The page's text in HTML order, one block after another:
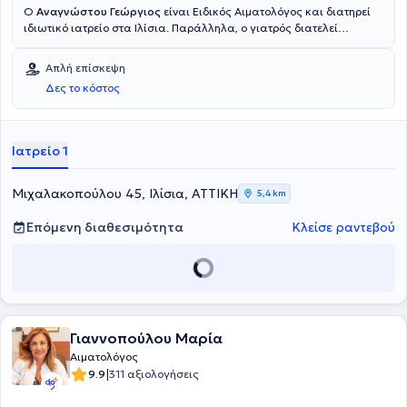
O Αναγνώστου Γεώργιος είναι Ειδικός Αιματολόγος και διατηρεί
ιδιωτικό ιατρείο στα Ιλίσια. Παράλληλα, ο γιατρός διατελεί
Ντυνάν", στη Λεωφόρο Μεσογείων 107, όπου παρακολουθεί και εκεί
τους ασθενείς του. Παρέχει πλήθος υπηρεσιών, εξατομικευμένες
για τις ανάγκες του εκάστοτε ασθενούς, αντιμετωπίζοντας τον
καθένα ξεχωριστά με συνέπεια και σοβαρότητα.
Απλή επίσκεψη
Δες το κόστος
Ιατρείο 1
Μιχαλακοπούλου 45, Ιλίσια, ΑΤΤΙΚΗ 5,4 km
Επόμενη διαθεσιμότητα Κλείσε ραντεβού
Γιαννοπούλου Μαρία
Αιματολόγος
9.9|311 αξιολογήσεις